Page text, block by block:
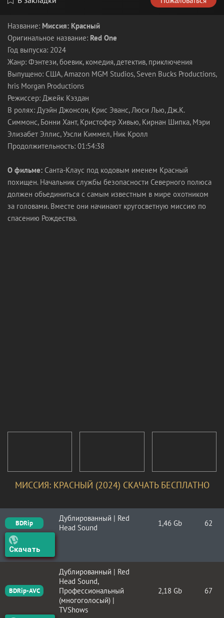
Название: Миссия: Красный
Оригинальное название: Red One
Год выпуска: 2024
Жанр: Фэнтези, боевик, комедия, детектив, приключения
Выпущено: США, Amazon MGM Studios, Seven Bucks Productions,
hris Morgan Productions
Режиссер: Джейк Кэздан
В ролях: Дуэйн Джонсон, Крис Эванс, Люси Лью, Дж.К.
Симмонс, Бонни Хант, Кристофер Хивью, Кирнан Шипка, Мэри
Элизабет Эллис, Уэсли Киммел, Ник Кролл
Продолжительность: 01:54:38
О фильме: Санта-Клаус под кодовым именем Красный
похищен. Начальник службы безопасности Северного полюса
должен объединиться с самым известным в мире охотником
за головами. Вместе они начинают кругосветную миссию по
спасению Рождества.
МИССИЯ: КРАСНЫЙ (2024) СКАЧАТЬ БЕСПЛАТНО
BDRip
Дублированный | Red
Head Sound
1,46 Gb 62
Скачать
BDRip-AVC
Дублированный | Red
Head Sound,
Профессиональный
(многоголосый) |
TVShows
2,18 Gb 67